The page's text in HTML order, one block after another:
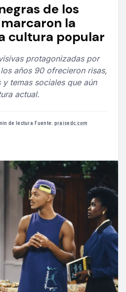
de los
la
cultura popular
protagonizadas por
años 90 ofrecieron risas,
temas sociales que aún
actual.
de lectura·Fuente: praisedc.com